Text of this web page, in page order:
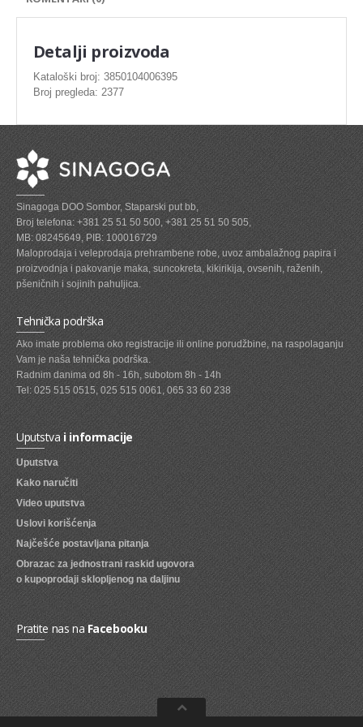
ZAMRZNUTO MESO SVINJSKO
ZAMRZNUTA RIBA
ZAMRZNUTO MESO PILETINA
PASTETE I MESNI NARESCI
TUNJEVINE I KONZERVE
GOTOVA JELA
SIROVINA ZA GASTRO
GASTRO
KISELISI
KECAP, SENF, REN, PARADAJZ,SOS
KOMPOTI
SVEZE VOCE
SVEZE POVRCE
DZEMOVI, MARMALADE I MED
BOMBONI
ZVAKE
LIZALICE
COKOLADE
KREMOVI
BOMBONJERE I PRALINE
MALE COKOLADE I BAROVI
KEKSOVI
KEKS STRUDLE
Detalji proizvoda
Kataloški broj: 3850104006395
Broj pregleda: 2377
Sinagoga DOO Sombor, Staparski put bb,
Broj telefona: +381 25 51 50 500, +381 25 51 50 505,
MB: 08245649, PIB: 100016729
Maloprodaja i veleprodaja prehrambene robe, uvoz ambalažnog papira i
proizvodnja i pakovanje maka, suncokreta, kikirikija, ovsenih, raženih,
pšeničnih i sojinih pahuljica.
Tehnička podrška
Ako imate problema oko registracije ili online porudžbine, na raspolaganju
Vam je naša tehnička podrška.
Radnim danima od 8h - 16h, subotom 8h - 14h
Tel: 025 515 0515, 025 515 0061, 065 33 60 238
Uputstvai informacije
Uputstva
Kako naručiti
Video uputstva
Uslovi korišćenja
Najčešće postavljana pitanja
Obrazac za jednostrani raskid ugovora
o kupoprodaji sklopljenog na daljinu
Pratite nas na Facebooku